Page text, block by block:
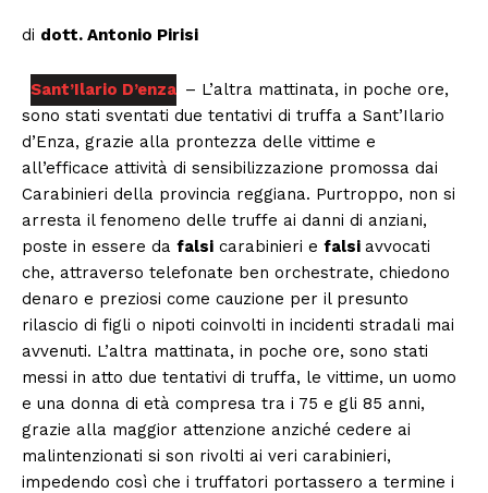
di dott. Antonio Pirisi
Sant’Ilario D’enza – L’altra mattinata, in poche ore,
sono stati sventati due tentativi di truffa a Sant’Ilario
d’Enza, grazie alla prontezza delle vittime e
all’efficace attività di sensibilizzazione promossa dai
Carabinieri della provincia reggiana. Purtroppo, non si
arresta il fenomeno delle truffe ai danni di anziani,
poste in essere da falsi carabinieri e falsi avvocati
che, attraverso telefonate ben orchestrate, chiedono
denaro e preziosi come cauzione per il presunto
rilascio di figli o nipoti coinvolti in incidenti stradali mai
avvenuti. L’altra mattinata, in poche ore, sono stati
messi in atto due tentativi di truffa, le vittime, un uomo
e una donna di età compresa tra i 75 e gli 85 anni,
grazie alla maggior attenzione anziché cedere ai
malintenzionati si son rivolti ai veri carabinieri,
impedendo così che i truffatori portassero a termine i